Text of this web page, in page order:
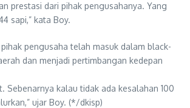
prestasi dari pihak pengusahanya. Yang
sapi,” kata Boy.
pengusaha telah masuk dalam black-
dan menjadi pertimbangan kedepan
Sebenarnya kalau tidak ada kesalahan 100
ujar Boy. (*/dkisp)